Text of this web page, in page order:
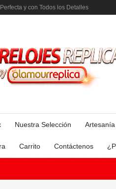
y con Todos los Detalles
Nuestra Selección
Carrito Contáctenos